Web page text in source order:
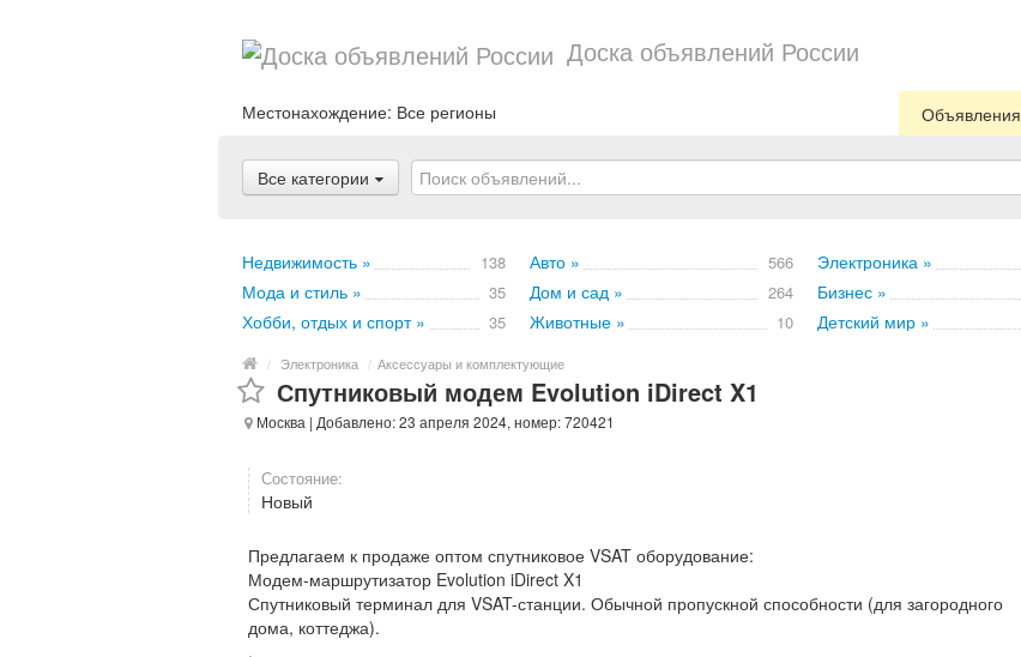
Доска объявлений России
Местонахождение: Все регионы Объявления
Все категории
Недвижимость » 138 Авто » 566 Электроника »
Мода и стиль » 35 Дом и сад » 264 Бизнес »
Хобби, отдых и спорт » 35 Животные » 10 Детский мир »
/ Электроника / Аксессуары и комплектующие
Спутниковый модем Evolution iDirect X1
Москва | Добавлено: 23 апреля 2024, номер: 720421
Состояние:
Новый
Предлагаем к продаже оптом спутниковое VSAT оборудование:
Модем-маршрутизатор Evolution iDirect X1
Спутниковый терминал для VSAT-станции. Обычной пропускной способности (для загородного
дома, коттеджа).
.